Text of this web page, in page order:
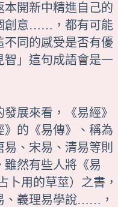
開新中精進自己的
創意……，都有可能
不同的感受是否有優
智」這句成語會是一
展來看，《易經》
》的《易傳》、稱為
、宋易、清易等則
然有些人將《易
卜用的草莖）之書，
、義理易學說……，